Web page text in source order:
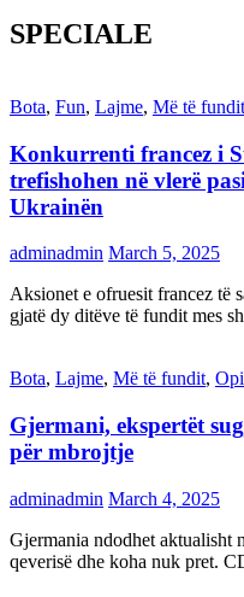
SPECIALE
Bota, Fun, Lajme, Më të fundit
Konkurrenti francez i
trefishohen në vlerë
Ukrainën
adminadmin March 5, 2025
Aksionet e ofruesit francez të
gjatë dy ditëve të fundit mes
Bota, Lajme, Më të fundit,
Gjermani, ekspertët
për mbrojtje
adminadmin March 4, 2025
Gjermania ndodhet aktualisht
qeverisë dhe koha nuk pret.